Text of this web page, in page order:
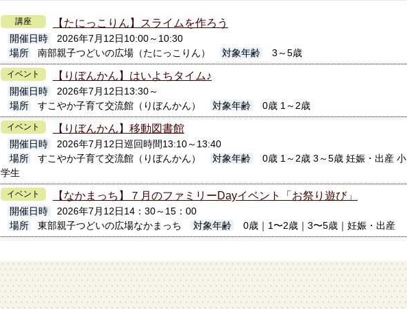
講座 【たにっこりん】スライムを作ろう
開催日時
2026年7月12日10:00～10:30
場所
南部親子つどいの広場（たにっこりん） 対象年齢 3～5歳
イベント 【りぼんかん】はいよちタイム♪
開催日時
2026年7月12日13:30～
場所
すこやか子育て交流館（りぼんかん） 対象年齢 0歳 1～2歳
イベント 【りぼんかん】移動図書館
開催日時
2026年7月12日巡回時間13:10～13:40
場所
すこやか子育て交流館（りぼんかん） 対象年齢
0歳 1～2歳 3～5歳 妊娠・出産 小
学生
イベント 【なかまっち】７月のファミリーDayイベント「お祭り遊び」
開催日時
2026年7月12日14：30～15：00
場所
東部親子つどいの広場なかまっち 対象年齢 0歳｜1〜2歳｜3〜5歳｜妊娠・出産